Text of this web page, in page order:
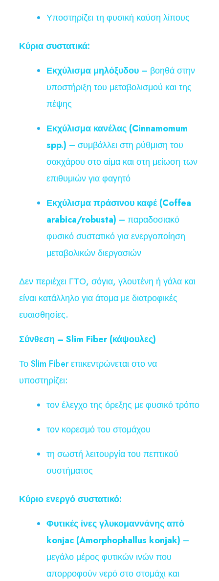
Υποστηρίζει τη φυσική καύση λίπους
Κύρια συστατικά:
Εκχύλισμα μηλόξυδου – βοηθά στην
υποστήριξη του μεταβολισμού και της
πέψης
Εκχύλισμα κανέλας (Cinnamomum
spp.) – συμβάλλει στη ρύθμιση του
σακχάρου στο αίμα και στη μείωση των
επιθυμιών για φαγητό
Εκχύλισμα πράσινου καφέ (Coffea
arabica/robusta) – παραδοσιακό
φυσικό συστατικό για ενεργοποίηση
μεταβολικών διεργασιών
Δεν περιέχει ΓΤΟ, σόγια, γλουτένη ή γάλα και
είναι κατάλληλο για άτομα με διατροφικές
ευαισθησίες.
Σύνθεση – Slim Fiber (κάψουλες)
Το Slim Fiber επικεντρώνεται στο να
υποστηρίζει:
τον έλεγχο της όρεξης με φυσικό τρόπο
τον κορεσμό του στομάχου
τη σωστή λειτουργία του πεπτικού
συστήματος
Κύριο ενεργό συστατικό:
Φυτικές ίνες γλυκομαννάνης από
konjac (Amorphophallus konjak) –
μεγάλο μέρος φυτικών ινών που
απορροφούν νερό στο στομάχι και